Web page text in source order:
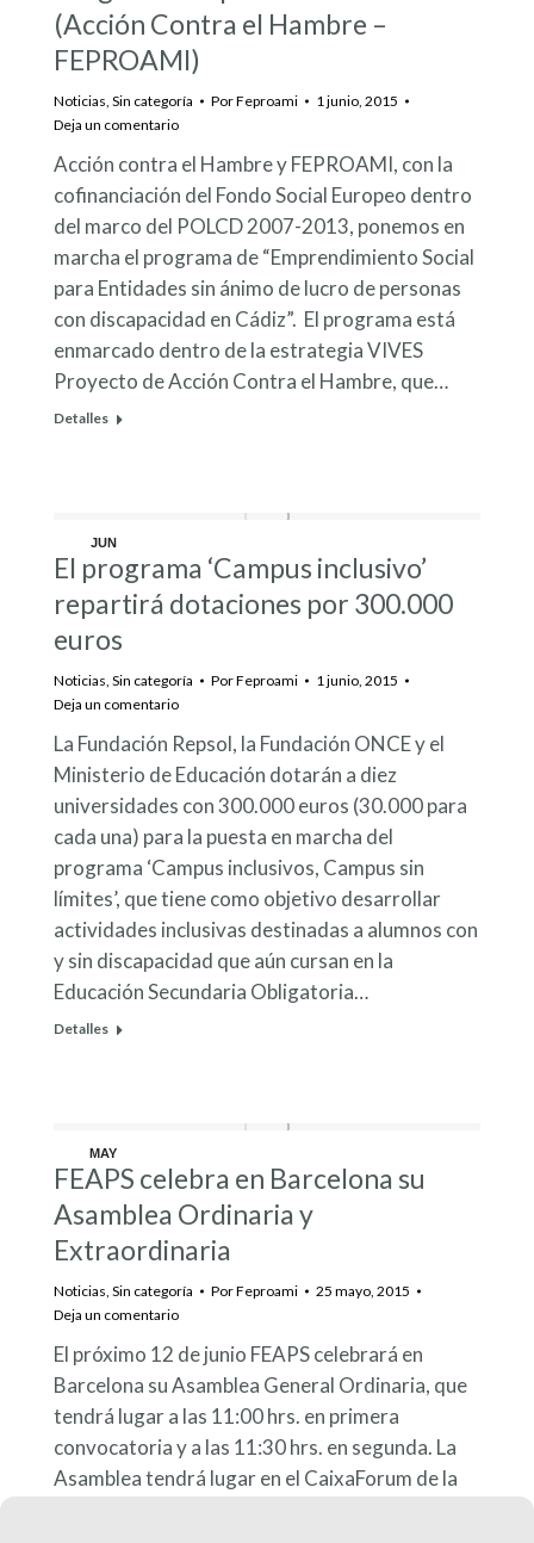
(Acción Contra el Hambre –
FEPROAMI)
Noticias Sin categoría PorFeproami
1 junio, 2015
Deja un comentario
Acción contra el Hambre y FEPROAMI, con la
cofinanciación del Fondo Social Europeo dentro
del marco del POLCD 2007-2013, ponemos en
marcha el programa de “Emprendimiento Social
para Entidades sin ánimo de lucro de personas
con discapacidad en Cádiz”. El programa está
enmarcado dentro de la estrategia VIVES
Proyecto de Acción Contra el Hambre, que…
Detalles
JUN
1
El programa ‘Campus inclusivo’
repartirá dotaciones por 300.000
euros
Noticias Sin categoría PorFeproami
1 junio, 2015
Deja un comentario
La Fundación Repsol, la Fundación ONCE y el
Ministerio de Educación dotarán a diez
universidades con 300.000 euros (30.000 para
cada una) para la puesta en marcha del
programa ‘Campus inclusivos, Campus sin
límites’, que tiene como objetivo desarrollar
actividades inclusivas destinadas a alumnos con
y sin discapacidad que aún cursan en la
Educación Secundaria Obligatoria…
Detalles
MAY
25
FEAPS celebra en Barcelona su
Asamblea Ordinaria y
Extraordinaria
Noticias Sin categoría PorFeproami
25 mayo, 2015
Deja un comentario
El próximo 12 de junio FEAPS celebrará en
Barcelona su Asamblea General Ordinaria, que
tendrá lugar a las 11:00 hrs. en primera
convocatoria y a las 11:30 hrs. en segunda. La
Asamblea tendrá lugar en el CaixaForum de la